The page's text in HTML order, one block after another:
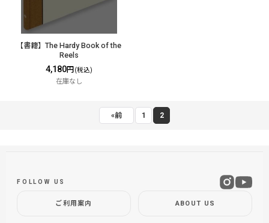
【書籍】The Hardy Book of the
Reels
4,180円 (税込)
在庫なし
«前 1 2
ご利用案内 ABOUT US
FOLLOW US